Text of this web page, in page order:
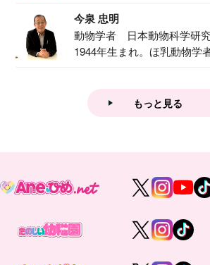
今泉 忠明
動物学者 日本動物科学研
1944年生まれ。ほ乳動物学
もっと見る